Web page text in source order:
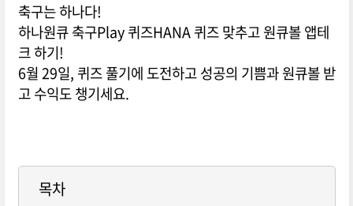
축구는 하나다!
하나원큐 축구Play 퀴즈HANA 퀴즈 맞추고 원큐볼 앱테
크 하기!
6월 29일, 퀴즈 풀기에 도전하고 성공의 기쁨과 원큐볼 받
고 수익도 챙기세요.
목차